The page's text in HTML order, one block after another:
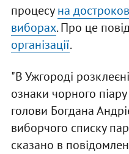
процесуна
виборах. Про це
організації.
"В Ужгороді
ознаки чорного
голови Богдана
виборчого списку
сказано в